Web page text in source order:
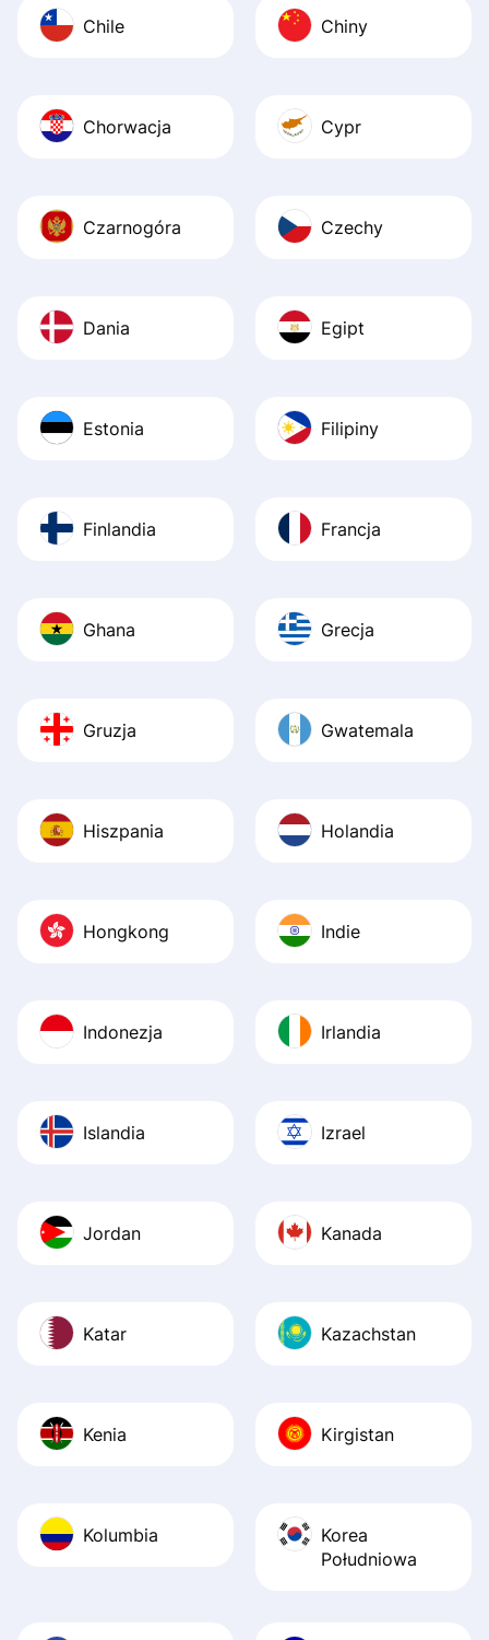
Chile Chiny
Chorwacja Cypr
Czarnogóra Czechy
Dania Egipt
Estonia Filipiny
Finlandia Francja
Ghana Grecja
Gruzja Gwatemala
Hiszpania Holandia
Hongkong Indie
Indonezja Irlandia
Islandia Izrael
Jordan Kanada
Katar Kazachstan
Kenia Kirgistan
Kolumbia
Korea
Południowa